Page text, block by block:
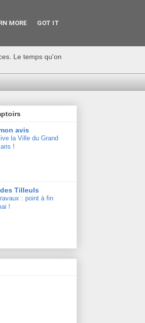
Le temps qu'on
avis
la Ville du Grand
!
Tilleuls
: point à fin
!
MORE GOT IT